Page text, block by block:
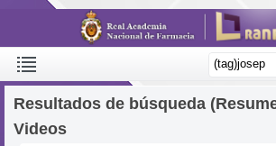
Resultados de búsqueda
Videos